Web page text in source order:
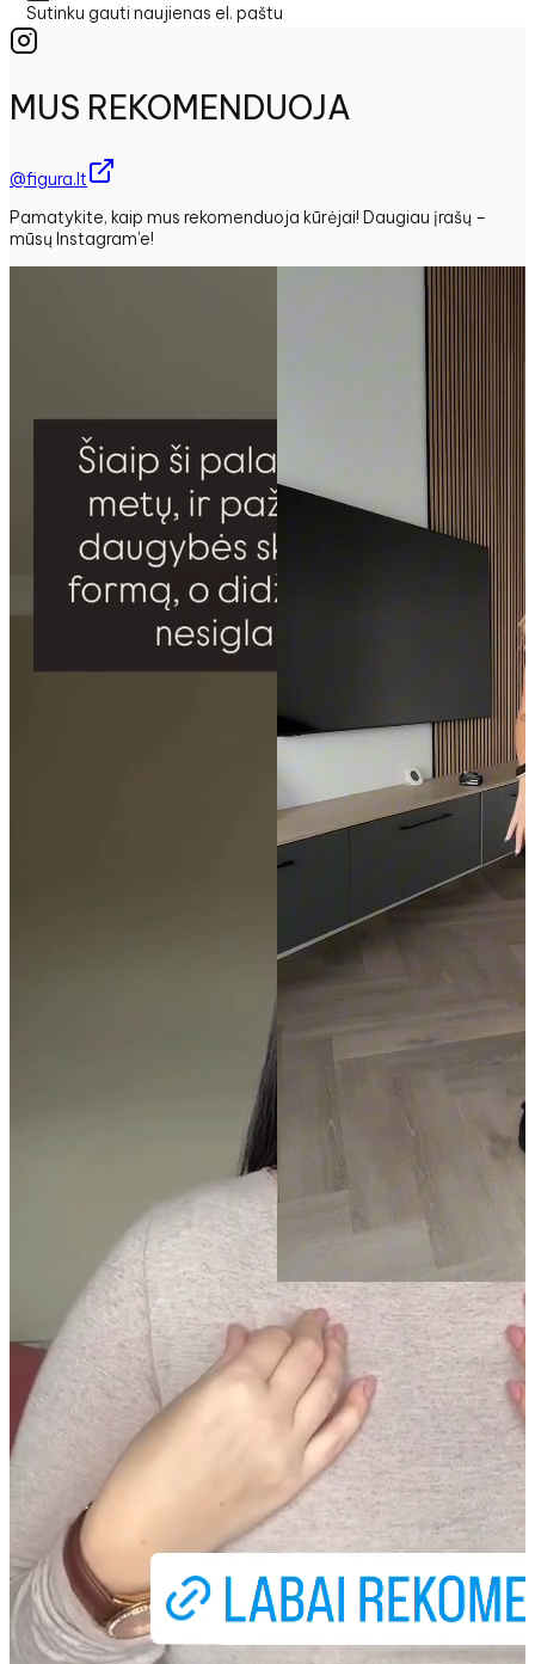
Sutinku gauti naujienas el. paštu
MUS REKOMENDUOJA
@figura.lt
Pamatykite, kaip mus rekomenduoja kūrėjai! Daugiau įrašų –
mūsų Instagram'e!